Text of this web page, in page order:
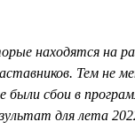
находятся на
Тем не
были сбои в
для лета